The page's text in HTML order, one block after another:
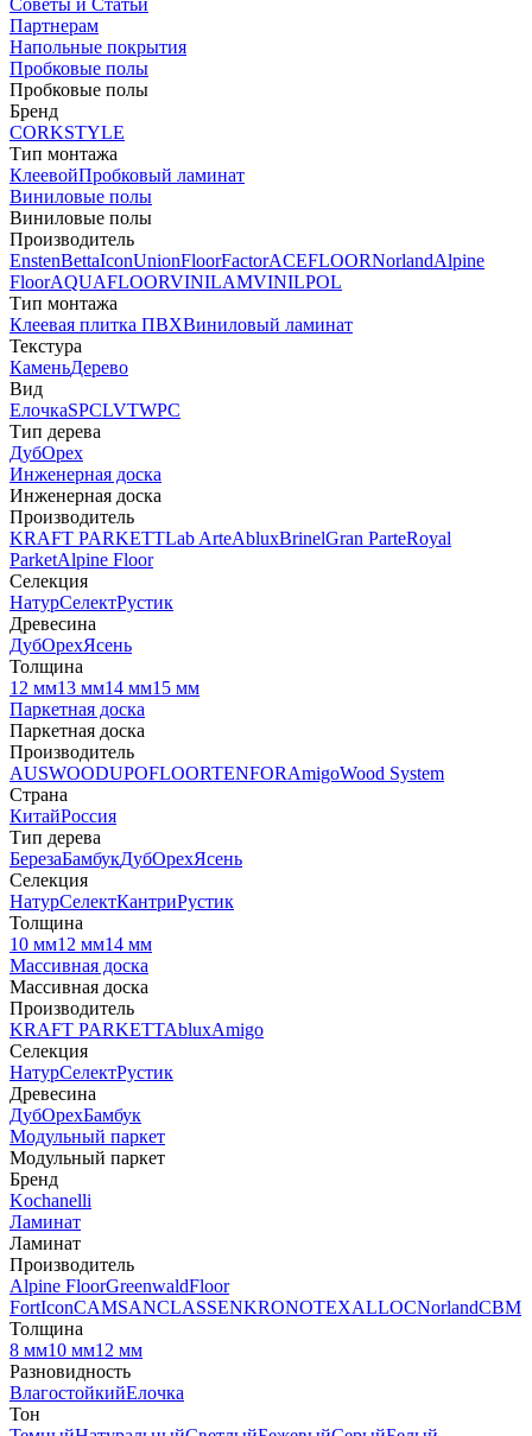
Советы и Статьи
Партнерам
Напольные покрытия
Пробковые полы
Пробковые полы
Бренд
CORKSTYLE
Тип монтажа
КлеевойПробковый ламинат
Виниловые полы
Виниловые полы
Производитель
EnstenBettaIconUnionFloorFactorACEFLOORNorlandAlpine
FloorAQUAFLOORVINILAMVINILPOL
Тип монтажа
Клеевая плитка ПВХВиниловый ламинат
Текстура
КаменьДерево
Вид
ЕлочкаSPCLVTWPC
Тип дерева
ДубОрех
Инженерная доска
Инженерная доска
Производитель
KRAFT PARKETTLab ArteAbluxBrinelGran ParteRoyal
ParketAlpine Floor
Селекция
НатурСелектРустик
Древесина
ДубОрехЯсень
Толщина
12 мм13 мм14 мм15 мм
Паркетная доска
Паркетная доска
Производитель
AUSWOODUPOFLOORTENFORAmigoWood System
Страна
КитайРоссия
Тип дерева
БерезаБамбукДубОрехЯсень
Селекция
НатурСелектКантриРустик
Толщина
10 мм12 мм14 мм
Массивная доска
Массивная доска
Производитель
KRAFT PARKETTAbluxAmigo
Селекция
НатурСелектРустик
Древесина
ДубОрехБамбук
Модульный паркет
Модульный паркет
Бренд
Kochanelli
Ламинат
Ламинат
Производитель
Alpine FloorGreenwaldFloor
FortIconCAMSANCLASSENKRONOTEXALLOCNorlandCBM
Толщина
8 мм10 мм12 мм
Разновидность
ВлагостойкийЕлочка
Тон